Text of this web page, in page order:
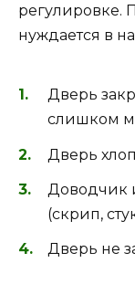
регулировке.
нуждается в
Дверь
слишком
Дверь
Доводчик
(скрип,
Дверь не